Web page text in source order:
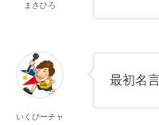
まさひろ
いくぴーチャ
最初名